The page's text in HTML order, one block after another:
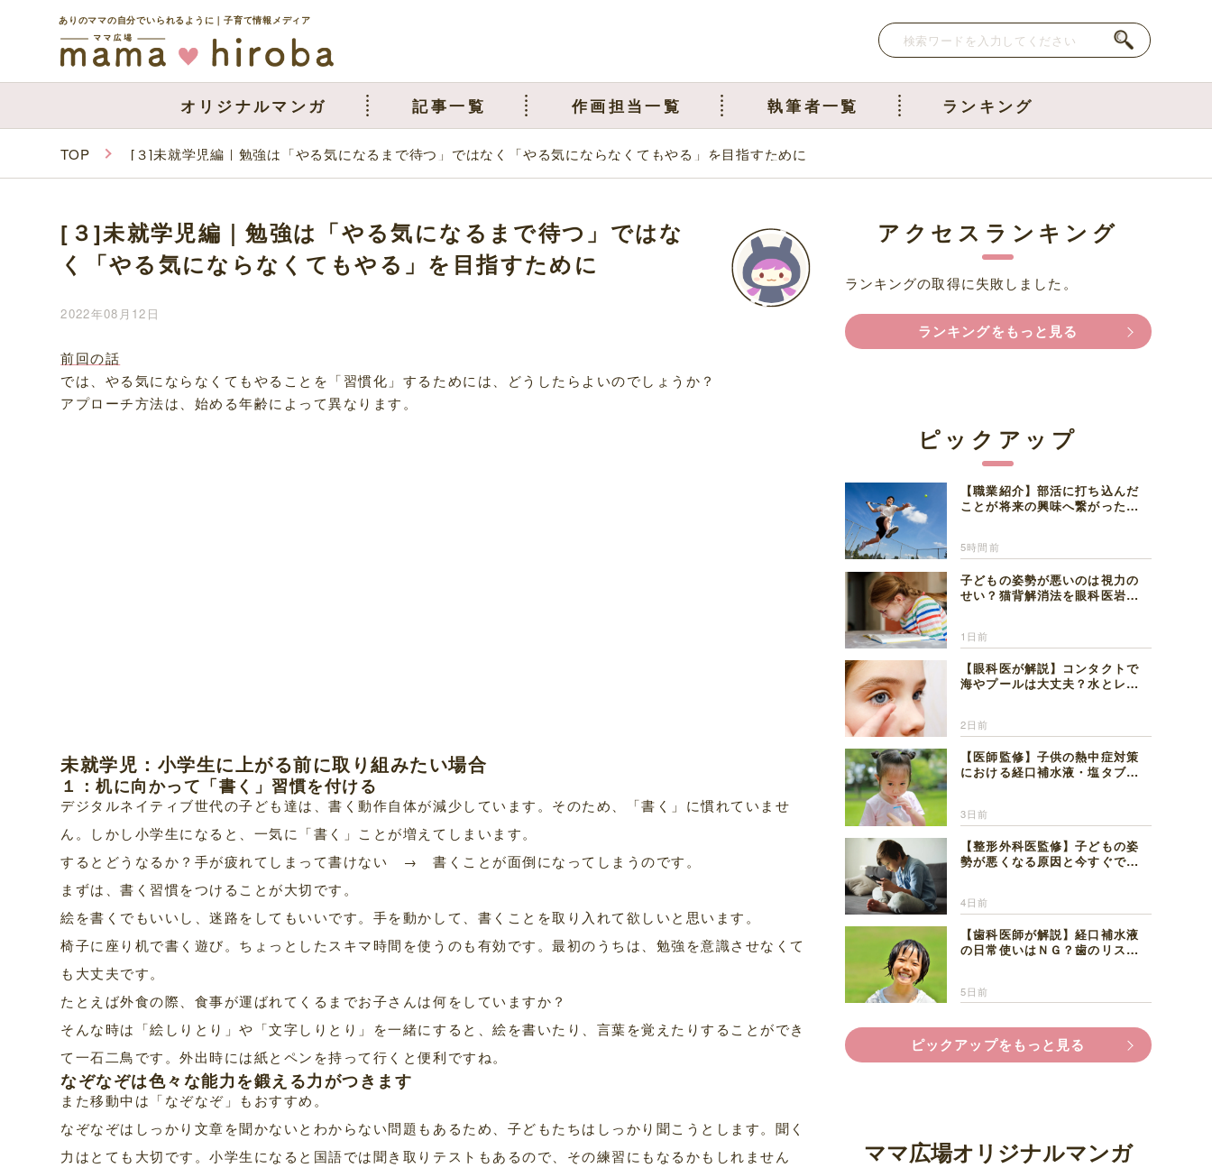
ありのママの自分でいられるように｜子育て情報メディア
オリジナルマンガ 記事一覧 作画担当一覧 執筆者一覧 ランキング
TOP [３]未就学児編｜勉強は「やる気になるまで待つ」ではなく「やる気にならなくてもやる」を目指すために
[３]未就学児編｜勉強は「やる気になるまで待つ」ではな
く「やる気にならなくてもやる」を目指すために
2022年08月12日
前回の話
では、やる気にならなくてもやることを「習慣化」するためには、どうしたらよいのでしょうか？
アプローチ方法は、始める年齢によって異なります。
未就学児：小学生に上がる前に取り組みたい場合
１：机に向かって「書く」習慣を付ける
デジタルネイティブ世代の子ども達は、書く動作自体が減少しています。そのため、「書く」に慣れていませ
ん。しかし小学生になると、一気に「書く」ことが増えてしまいます。
するとどうなるか？手が疲れてしまって書けない → 書くことが面倒になってしまうのです。
まずは、書く習慣をつけることが大切です。
絵を書くでもいいし、迷路をしてもいいです。手を動かして、書くことを取り入れて欲しいと思います。
椅子に座り机で書く遊び。ちょっとしたスキマ時間を使うのも有効です。最初のうちは、勉強を意識させなくて
も大丈夫です。
たとえば外食の際、食事が運ばれてくるまでお子さんは何をしていますか？
そんな時は「絵しりとり」や「文字しりとり」を一緒にすると、絵を書いたり、言葉を覚えたりすることができ
て一石二鳥です。外出時には紙とペンを持って行くと便利ですね。
なぞなぞは色々な能力を鍛える力がつきます
また移動中は「なぞなぞ」もおすすめ。
なぞなぞはしっかり文章を聞かないとわからない問題もあるため、子どもたちはしっかり聞こうとします。聞く
力はとても大切です。小学生になると国語では聞き取りテストもあるので、その練習にもなるかもしれません
アクセスランキング
ランキングの取得に失敗しました。
ランキングをもっと見る
ピックアップ
【職業紹介】部活に打ち込んだ
ことが将来の興味へ繋がった。
5時間前
子どもの姿勢が悪いのは視力の
せい？猫背解消法を眼科医岩見
1日前
【眼科医が解説】コンタクトで
海やプールは大丈夫？水とレン
2日前
【医師監修】子供の熱中症対策
における経口補水液・塩タブレ
3日前
【整形外科医監修】子どもの姿
勢が悪くなる原因と今すぐでき
4日前
【歯科医師が解説】経口補水液
の日常使いはＮＧ？歯のリスク
5日前
ピックアップをもっと見る
ママ広場オリジナルマンガ